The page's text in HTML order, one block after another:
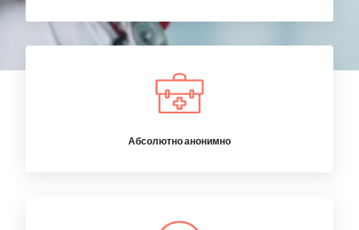
Абсолютно анонимно